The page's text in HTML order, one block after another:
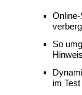
So
Hinweis
im Test